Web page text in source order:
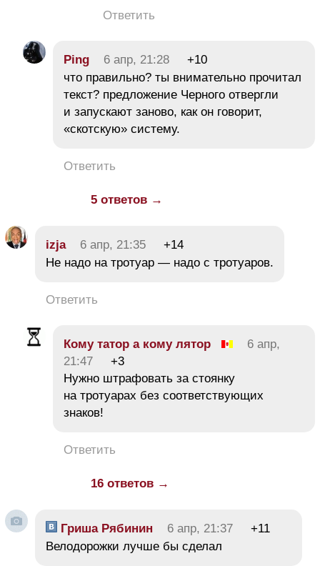
Ответить
Ping 6 апр, 21:28
+10
что правильно? ты внимательно прочитал
текст? предложение Черного отвергли
и запускают заново, как он говорит,
«скотскую» систему.
Ответить
5 ответов →
izja 6 апр, 21:35
+14
Не надо на тротуар — надо с тротуаров.
Ответить
Кому татор а кому лятор
6 апр,
21:47
+3
Нужно штрафовать за стоянку
на тротуарах без соответствующих
знаков!
Ответить
16 ответов →
Гриша Рябинин 6 апр, 21:37
+11
Велодорожки лучше бы сделал